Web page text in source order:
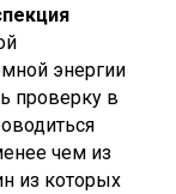
энергии
проверку в
чем из
из которых